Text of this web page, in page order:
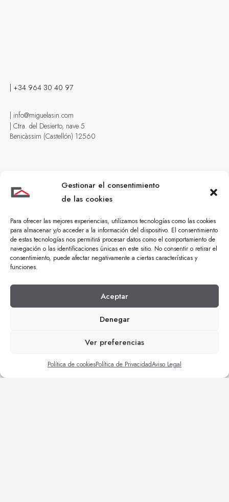
Gestionar el consentimiento
de las cookies
Para ofrecer las mejores experiencias, utilizamos tecnologías como las cookies
para almacenar y/o acceder a la información del dispositivo. El consentimiento
de estas tecnologías nos permitirá procesar datos como el comportamiento de
navegación o las identificaciones únicas en este sitio. No consentir o retirar el
consentimiento, puede afectar negativamente a ciertas características y
funciones.
Aceptar
Denegar
Ver preferencias
Política de cookiesPolítica de PrivacidadAviso Legal
Guía de compra
| Reformas particulares
| Reformas vivienda verano
| Reformas locales comerciales
| +34 964 30 40 97
| info@miguelasin.com
| Ctra. del Desierto, nave 5
Benicàssim (Castellón) 12560